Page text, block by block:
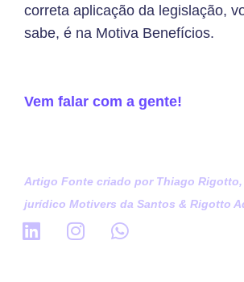
correta aplicação da legislação,
sabe, é na Motiva Benefícios.
Vem falar com a gente!
Artigo Fonte criado por Thiago
jurídico Motivers da Santos & Rigotto